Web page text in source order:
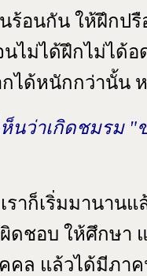
ร้อนกัน ให้ฝึกป
นไม่ได้ฝึกไม่ได้
ได้หนักกว่านั้น
ห็นว่าเกิดชมรม
ราก็เริ่มมานาน
ดชอบ ให้ศึกษา
คล แล้วได้มีภา